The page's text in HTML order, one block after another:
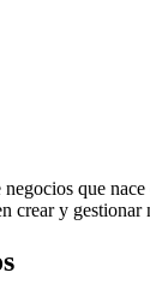
negocios que
crear y gestionar